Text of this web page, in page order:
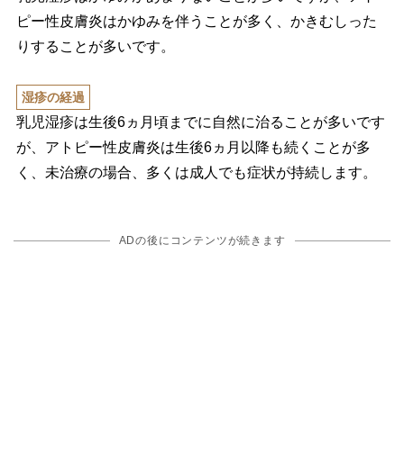
ピー性皮膚炎はかゆみを伴うことが多く、かきむしった
りすることが多いです。
湿疹の経過
乳児湿疹は生後6ヵ月頃までに自然に治ることが多いです
が、アトピー性皮膚炎は生後6ヵ月以降も続くことが多
く、未治療の場合、多くは成人でも症状が持続します。
ADの後にコンテンツが続きます